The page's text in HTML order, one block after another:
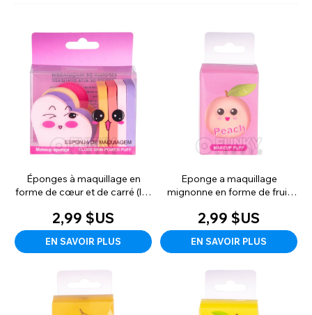
Éponges à maquillage en
forme de cœur et de carré (lot
2,99 $US
EN SAVOIR PLUS
Eponge a maquillage
mignonne en forme de fruit
2,99 $US
EN SAVOIR PLUS